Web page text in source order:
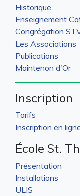
Historique
Enseignement
Congrégation
Les Associations
Publications
Maintenon d'Or
Inscription
Tarifs
Inscription en
École St.
Présentation
Installations
ULIS